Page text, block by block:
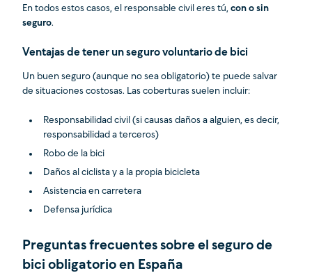
En todos estos casos, el responsable civil eres tú, con o sin
seguro.
Ventajas de tener un seguro voluntario de bici
Un buen seguro (aunque no sea obligatorio) te puede salvar
de situaciones costosas. Las coberturas suelen incluir:
Responsabilidad civil (si causas daños a alguien, es decir,
responsabilidad a terceros)
Robo de la bici
Daños al ciclista y a la propia bicicleta
Asistencia en carretera
Defensa jurídica
Preguntas frecuentes sobre el seguro de
bici obligatorio en España